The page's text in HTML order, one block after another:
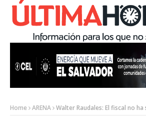
Home ARENA Walter Raudales: El fiscal no